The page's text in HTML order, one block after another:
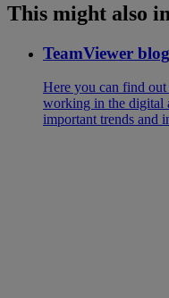
This might also
TeamViewer blog
Here you can find
working in the digital
important trends and